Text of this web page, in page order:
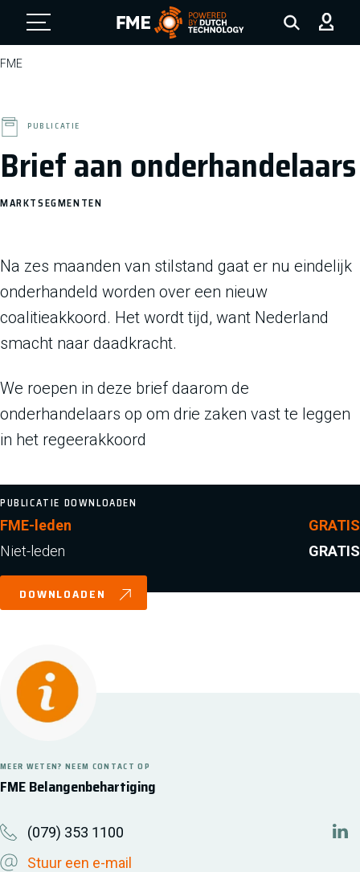
FME Logo, to the homepage
FME
Brief aan onderhandelaars
PUBLICATIE
MARKTSEGMENTEN
Na zes maanden van stilstand gaat er nu eindelijk
onderhandeld worden over een nieuw
coalitieakkoord. Het wordt tijd, want Nederland
smacht naar daadkracht.
We roepen in deze brief daarom de
onderhandelaars op om drie zaken vast te leggen
in het regeerakkoord
PUBLICATIE DOWNLOADEN
FME-leden
GRATIS
Niet-leden
GRATIS
DOWNLOADEN
FME Belangenbehartiging
MEER WETEN? NEEM CONTACT OP
(079) 353 1100
Stuur een e-mail